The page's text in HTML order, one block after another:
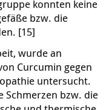
konnten keine
bzw. die
[15]
wurde an
Curcumin gegen
untersucht.
Schmerzen bzw. die